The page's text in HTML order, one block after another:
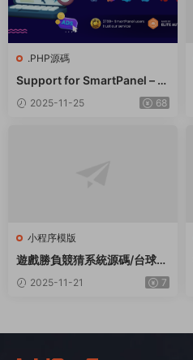
.PHP源碼
Support for SmartPanel – S
MM Panel Script
2025-11-25 68
小程序模版
遊戲勝負競猜系統源碼/台球有
獎競猜/自定義賽事/冠軍優勝
猜
2025-11-21 7